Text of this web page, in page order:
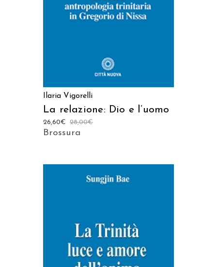
Ilaria Vigorelli
La relazione: Dio e l’uomo
28,00€
26,60€
Brossura
AGGIUNGI AL CARRELLO